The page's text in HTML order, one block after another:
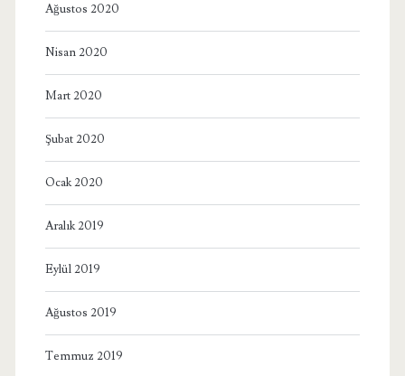
Ağustos 2020
Nisan 2020
Mart 2020
Şubat 2020
Ocak 2020
Aralık 2019
Eylül 2019
Ağustos 2019
Temmuz 2019